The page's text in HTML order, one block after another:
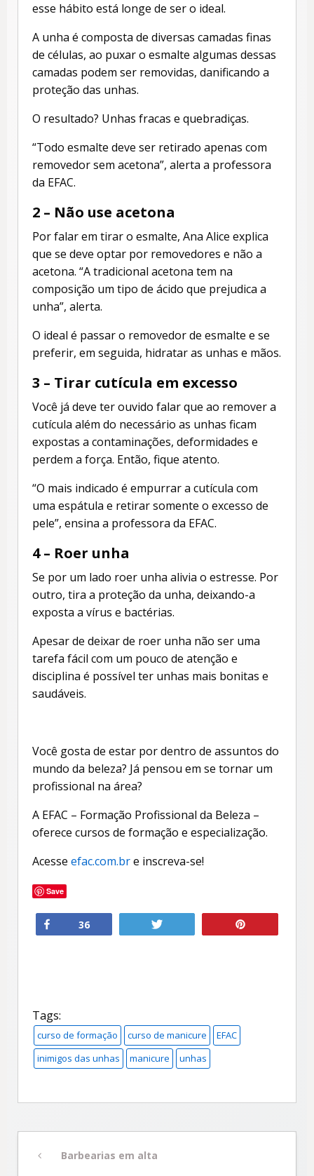
esse hábito está longe de ser o ideal.
A unha é composta de diversas camadas finas
de células, ao puxar o esmalte algumas dessas
camadas podem ser removidas, danificando a
proteção das unhas.
O resultado? Unhas fracas e quebradiças.
“Todo esmalte deve ser retirado apenas com
removedor sem acetona”, alerta a professora
da EFAC.
2 – Não use acetona
Por falar em tirar o esmalte, Ana Alice explica
que se deve optar por removedores e não a
acetona. “A tradicional acetona tem na
composição um tipo de ácido que prejudica a
unha”, alerta.
O ideal é passar o removedor de esmalte e se
preferir, em seguida, hidratar as unhas e mãos.
3 – Tirar cutícula em excesso
Você já deve ter ouvido falar que ao remover a
cutícula além do necessário as unhas ficam
expostas a contaminações, deformidades e
perdem a força. Então, fique atento.
“O mais indicado é empurrar a cutícula com
uma espátula e retirar somente o excesso de
pele”, ensina a professora da EFAC.
4 – Roer unha
Se por um lado roer unha alivia o estresse. Por
outro, tira a proteção da unha, deixando-a
exposta a vírus e bactérias.
Apesar de deixar de roer unha não ser uma
tarefa fácil com um pouco de atenção e
disciplina é possível ter unhas mais bonitas e
saudáveis.
Você gosta de estar por dentro de assuntos do
mundo da beleza? Já pensou em se tornar um
profissional na área?
A EFAC – Formação Profissional da Beleza –
oferece cursos de formação e especialização.
Acesse efac.com.bre inscreva-se!
Save
Compartilhar
36
curso de formação curso de manicure
EFAC
inimigos das unhas
manicure unhas
PreviousBarbearias em alta